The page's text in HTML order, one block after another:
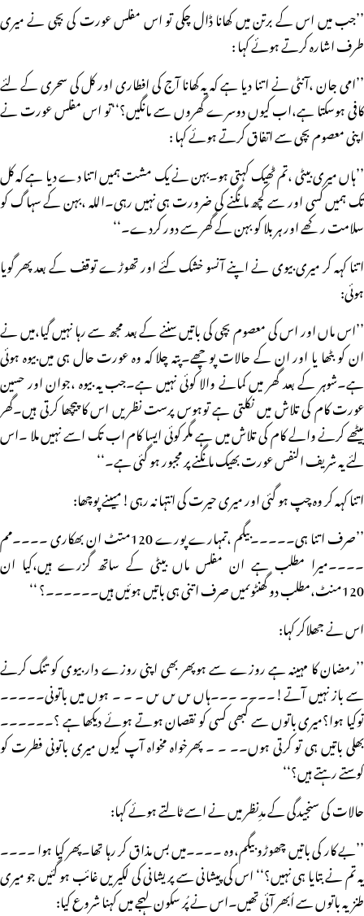
’’جب میں اس کے برتن میں کھانا ڈال چکی تو اس مفلس عورت کی بچی نے میری
طرف اشارہ کرتے ہوئے کہا :
’’امی جان ،آنٹی نے اتنا دیا ہے کہ یہ کھانا آج کی افطاری اور کل کی سحری کے لئے
کافی ہوسکتا ہے،اب کیوں دوسرے گھروں سے مانگیں؟‘‘تو اس مفلس عورت نے
اپنی معصوم بچی سے اتفاق کرتے ہوئے کہا :
’’ہاں میری بیٹی ،تم ٹھیک کہتی ہو۔بہن نے یک مشت ہمیں اتنا دے دیا ہے کہ کل
تک ہمیں کسی اور سے کچھ مانگنے کی ضرورت ہی نہیں رہی۔اللہ ،بہن کے سہاگ کو
سلامت رکھے اور ہر بلا کو بہن کے گھر سے دور کردے۔‘‘
اتنا کہہ کر میری بیوی نے اپنے آنسو خشک کئے اور تھوڑے توقف کے بعد پھر گویا
ہوئی:
’’اس ماں اور اس کی معصوم بچی کی باتیں سننے کے بعد مجھ سے رہا نہیں گیا،میں نے
ان کو بٹھا یا اور ان کے حالات پوچھے۔پتہ چلا کہ وہ عورت حال ہی میں بیوہ ہوئی
ہے۔شوہر کے بعد گھر میں کمانے والا کوئی نہیں ہے۔جب یہ بیوہ ،جوان اور حسین
عورت کام کی تلاش میں نکلتی ہے توہوس پرست نظریں اس کا پیچھا کرتی ہیں۔گھر
بیٹھے کرنے والے کام کی تلاش میں ہے مگر کوئی ایسا کام اب تک اسے نہیں ملا ۔اس
لئے یہ شریف النفس عورت بھیک مانگنے پر مجبور ہو گئی ہے۔‘‘
اتنا کہہ کر وہ چپ ہو گئی اور میری حیرت کی انتہا نہ رہی!میںنے پوچھا:
’’صرف اتنا ہی۔۔۔۔۔بیگم ،تمہارے پورے 120متٹ ان بھکاری ۔۔۔۔مم
۔۔۔۔میرا مطلب ہے ان مفلس ماں بیٹی کے ساتھ گزرے ہیں،کیا ان
120منٹ،مطلب دو گھنٹوںمیں صرف اتنی ہی باتیں ہوئیں ہیں۔۔۔۔۔۔؟ ‘‘
اس نے جھلاکر کہا:
’’رمضان کا مہینہ ہے روزے سے ہوپھر بھی اپنی روزے دار بیوی کو تنگ کرنے
سے باز نہیں آتے!۔۔۔۔ ۔۔۔ہاں ںں ںں ںں ۔ ۔ ۔ ہوں میں باتونی۔۔۔۔۔
توکیا ہوا؟میری باتوں سے کبھی کسی کو نقصان ہوتے ہوئے دیکھا ہے ؟۔۔۔۔۔۔
بھلی باتیں ہی تو کرتی ہوں۔۔ ۔ ۔ پھرخواہ مخواہ آپ کیوں میری باتونی فطرت کو
کوستے رہتے ہیں؟‘‘
حالات کی سنجیدگی کے مدِنظر میں نے اسے ٹالتے ہوئے کہا:
’’بے کار کی باتیں چھوڑو بیگم،وہ ۔۔۔۔میں بس مذاق کر رہا تھا۔پھر کیا ہوا ۔۔۔۔
یہ تم نے بتایا ہی نہیں؟‘‘ اس کی پیشانی سے پریشانی کی لکیریں غائب ہو گئیں جو میری
طنزیہ باتوں سے اُبھر آئی تھیں۔اس نے پُر سکون لہجے میں کہنا شروع کیا: